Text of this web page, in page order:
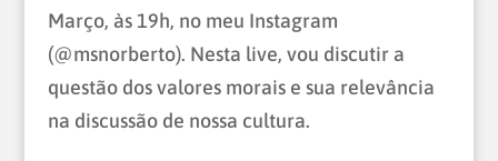
Março, às 19h, no meu Instagram
(@msnorberto). Nesta live, vou discutir a
questão dos valores morais e sua relevância
na discussão de nossa cultura.